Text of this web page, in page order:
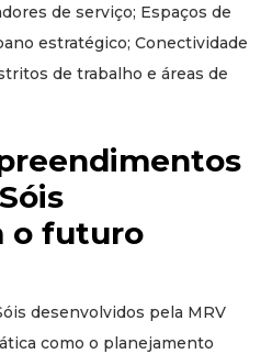
de serviço; Espaços de
estratégico; Conectividade
de trabalho e áreas de
o futuro
desenvolvidos pela MRV
como o planejamento